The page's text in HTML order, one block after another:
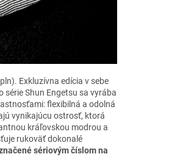
Exkluzívna edícia v sebe
série Shun Engetsu sa vyrába
flexibilná a odolná
vynikajúcu ostrosť, ktorá
kráľovskou modrou a
rukoväť dokonalé
sériovým číslom na